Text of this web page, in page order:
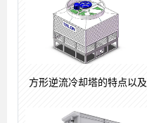
方形逆流冷却塔的特点以及